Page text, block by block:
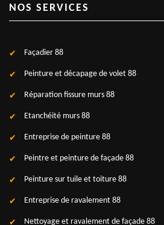
NOS SERVICES
Façadier 88
Peinture et décapage de volet 88
Réparation fissure murs 88
Etanchéité murs 88
Entreprise de peinture 88
Peintre et peinture de façade 88
Peinture sur tuile et toiture 88
Entreprise de ravalement 88
Nettoyage et ravalement de façade 88